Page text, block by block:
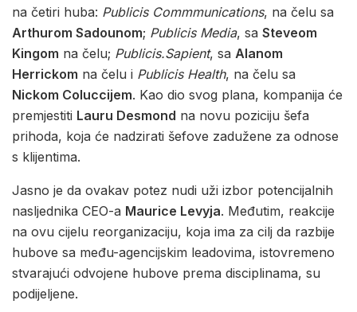
na četiri huba: Publicis Commmunications, na čelu sa
Arthurom Sadounom; Publicis Media, sa Steveom
Kingom na čelu; Publicis.Sapient, sa Alanom
Herrickom na čelu i Publicis Health, na čelu sa
Nickom Coluccijem. Kao dio svog plana, kompanija će
premjestiti Lauru Desmond na novu poziciju šefa
prihoda, koja će nadzirati šefove zadužene za odnose
s klijentima.
Jasno je da ovakav potez nudi uži izbor potencijalnih
nasljednika CEO-a Maurice Levyja. Međutim, reakcije
na ovu cijelu reorganizaciju, koja ima za cilj da razbije
hubove sa među-agencijskim leadovima, istovremeno
stvarajući odvojene hubove prema disciplinama, su
podijeljene.